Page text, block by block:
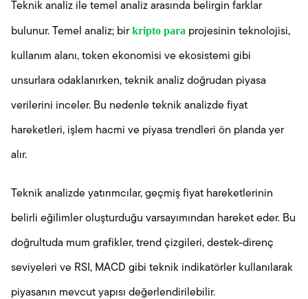
Teknik analiz ile temel analiz arasında belirgin farklar
bulunur. Temel analiz; birkripto para projesinin teknolojisi,
kullanım alanı, token ekonomisi ve ekosistemi gibi
unsurlara odaklanırken, teknik analiz doğrudan piyasa
verilerini inceler. Bu nedenle teknik analizde fiyat
hareketleri, işlem hacmi ve piyasa trendleri ön planda yer
alır.
Teknik analizde yatırımcılar, geçmiş fiyat hareketlerinin
belirli eğilimler oluşturduğu varsayımından hareket eder. Bu
doğrultuda mum grafikler, trend çizgileri, destek-direnç
seviyeleri ve RSI, MACD gibi teknik indikatörler kullanılarak
piyasanın mevcut yapısı değerlendirilebilir.